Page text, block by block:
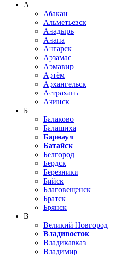
А
Абакан
Альметьевск
Анадырь
Анапа
Ангарск
Арзамас
Армавир
Артём
Архангельск
Астрахань
Ачинск
Б
Балаково
Балашиха
Барнаул
Батайск
Белгород
Бердск
Березники
Бийск
Благовещенск
Братск
Брянск
В
Великий Новгород
Владивосток
Владикавказ
Владимир